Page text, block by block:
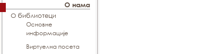
О нама
О библиотеци
Основне
информације
Виртуелна посета